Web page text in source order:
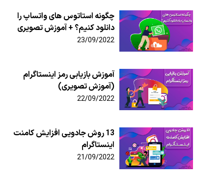
چگونه استاتوس های واتساپ را
دانلود کنیم؟ + آموزش تصویری
23/09/2022
آموزش بازیابی رمز اینستاگرام
(آموزش تصویری)
22/09/2022
13 روش جادویی افزایش کامنت
اینستاگرام
21/09/2022